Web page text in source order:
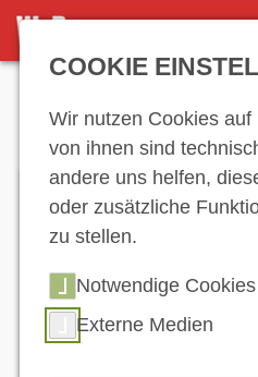
COOKIE
Wir nutzen Cookies
von ihnen sind
andere uns helfen,
oder zusätzliche
zu stellen.
Notwendige Cookies
Externe Medien